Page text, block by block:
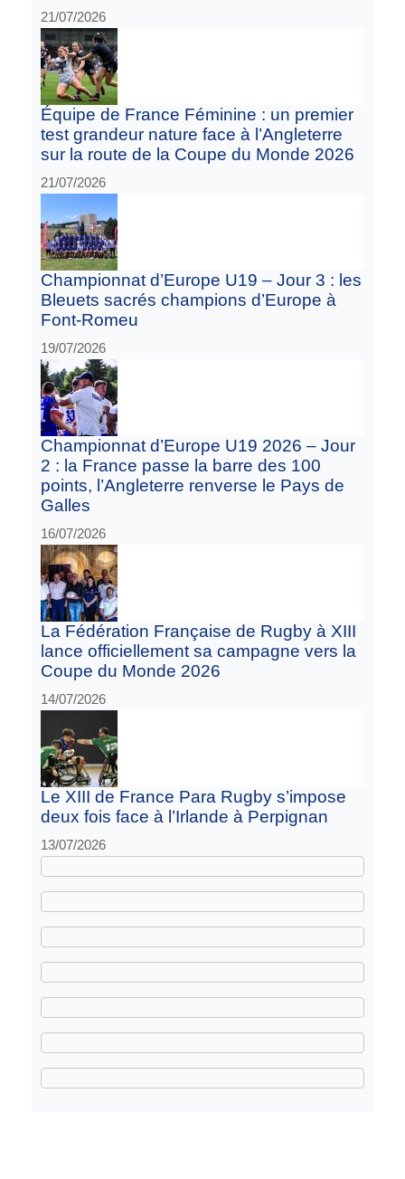
21/07/2026
Équipe de France Féminine : un premier
test grandeur nature face à l’Angleterre
sur la route de la Coupe du Monde 2026
21/07/2026
Championnat d’Europe U19 – Jour 3 : les
Bleuets sacrés champions d’Europe à
Font-Romeu
19/07/2026
Championnat d’Europe U19 2026 – Jour
2 : la France passe la barre des 100
points, l’Angleterre renverse le Pays de
Galles
16/07/2026
La Fédération Française de Rugby à XIII
lance officiellement sa campagne vers la
Coupe du Monde 2026
14/07/2026
Le XIII de France Para Rugby s’impose
deux fois face à l’Irlande à Perpignan
13/07/2026